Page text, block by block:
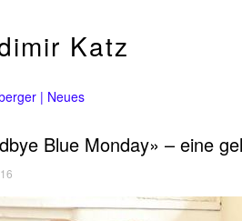
Katz
| Neues
Blue Monday» – eine